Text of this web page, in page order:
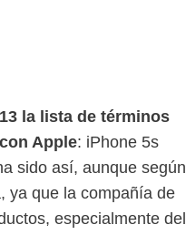
la lista de términos
Apple: iPhone 5s
sido así, aunque según
ya que la compañía de
especialmente del